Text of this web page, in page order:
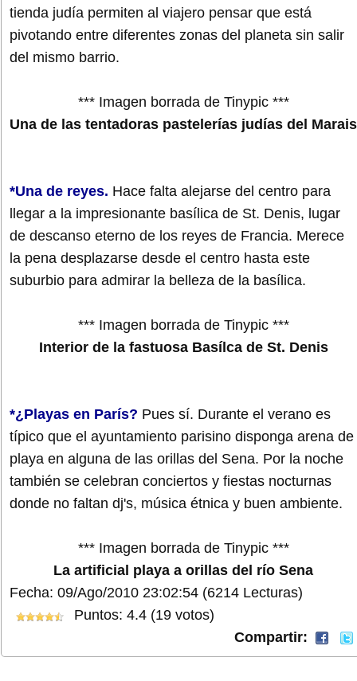
tienda judía permiten al viajero pensar que está
pivotando entre diferentes zonas del planeta sin salir
del mismo barrio.
*** Imagen borrada de Tinypic ***
Una de las tentadoras pastelerías judías del Marais
*Una de reyes. Hace falta alejarse del centro para
llegar a la impresionante basílica de St. Denis, lugar
de descanso eterno de los reyes de Francia. Merece
la pena desplazarse desde el centro hasta este
suburbio para admirar la belleza de la basílica.
*** Imagen borrada de Tinypic ***
Interior de la fastuosa Basílca de St. Denis
*¿Playas en París? Pues sí. Durante el verano es
típico que el ayuntamiento parisino disponga arena de
playa en alguna de las orillas del Sena. Por la noche
también se celebran conciertos y fiestas nocturnas
donde no faltan dj's, música étnica y buen ambiente.
*** Imagen borrada de Tinypic ***
La artificial playa a orillas del río Sena
Fecha: 09/Ago/2010 23:02:54 (6214 Lecturas)
Puntos: 4.4 (19 votos)
Compartir: